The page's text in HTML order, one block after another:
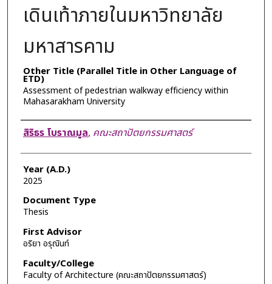
เดินเท้าภายในมหาวิทยาลัย
มหาสารคาม
Other Title (Parallel Title in Other Language of
ETD)
Assessment of pedestrian walkway efficiency within
Mahasarakham University
Author
สิริธร โบราณมูล, คณะสถาปัตยกรรมศาสตร์
Year (A.D.)
2025
Document Type
Thesis
First Advisor
อริยา อรุณินท์
Faculty/College
Faculty of Architecture (คณะสถาปัตยกรรมศาสตร์)